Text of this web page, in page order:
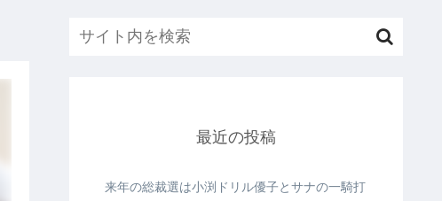
最近の投稿
来年の総裁選は小渕ドリル優子とサナの一騎打